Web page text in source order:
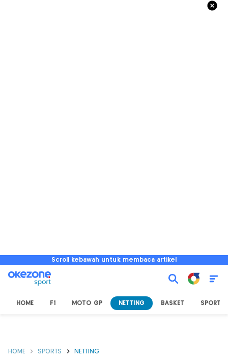
Scroll kebawah untuk membaca artikel
HOME F1 MOTO GP NETTING BASKET SPORT
HOME SPORTS NETTING